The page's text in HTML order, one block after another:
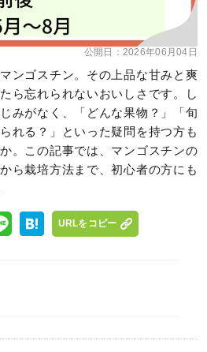
公開日： 2026年06月04日
ンゴスチン。その上品な甘みと爽
ら忘れられないおいしさです。し
みがなく、「どんな果物？」「旬
れる？」といった疑問を持つ方も
。この記事では、マンゴスチンの
ら栽培方法まで、初心者の方にも
URLをコピー